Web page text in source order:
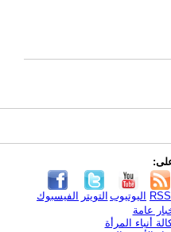
الفيسبوك التويتر اليوتيوب RSS
عامة
أنباء المرأة